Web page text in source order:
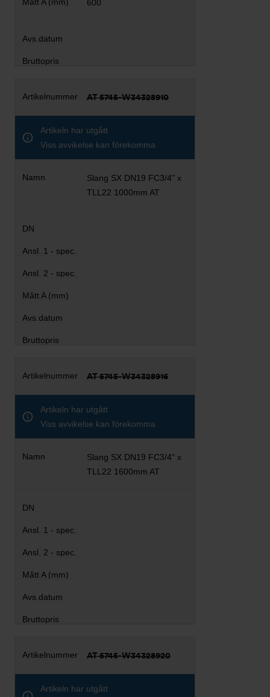
600
AT 5745-W34328910
Artikeln har utgått
Viss avvikelse kan förekomma
Slang SX DN19 FC3/4" x
TLL22 1000mm AT
AT 5745-W34328916
Artikeln har utgått
Viss avvikelse kan förekomma
Slang SX DN19 FC3/4" x
TLL22 1600mm AT
AT 5745-W34328920
Artikeln har utgått